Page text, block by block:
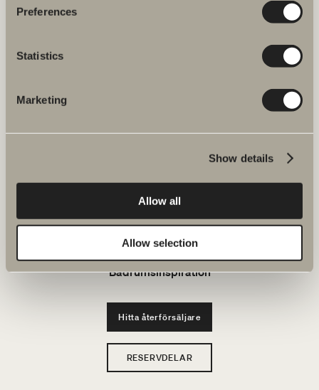
Preferences
Statistics
Marketing
Show details
Allow all
Allow selection
Svedbergs kundservice.
Produkter
Ritverktyg
Hållbarhet
Badrumsinspiration
Hitta återförsäljare
RESERVDELAR